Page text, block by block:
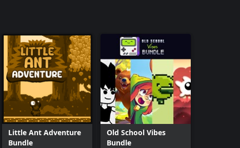
Little Ant Adventure
Bundle
Old School Vibes
Bundle